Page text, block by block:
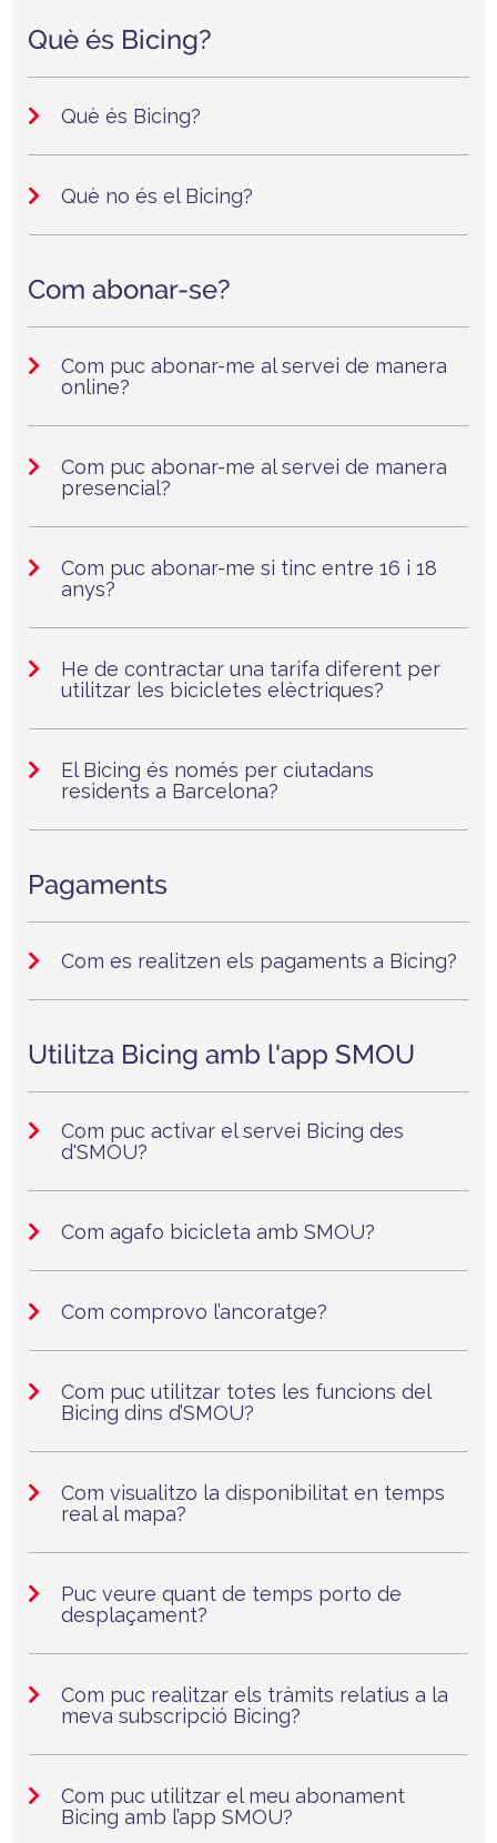
Què és Bicing?
Què és Bicing?
Què no és el Bicing?
Com abonar-se?
Com puc abonar-me al servei de manera
online?
Com puc abonar-me al servei de manera
presencial?
Com puc abonar-me si tinc entre 16 i 18
anys?
He de contractar una tarifa diferent per
utilitzar les bicicletes elèctriques?
El Bicing és només per ciutadans
residents a Barcelona?
Pagaments
Com es realitzen els pagaments a Bicing?
Utilitza Bicing amb l'app SMOU
Com puc activar el servei Bicing des
d'SMOU?
Com agafo bicicleta amb SMOU?
Com comprovo l’ancoratge?
Com puc utilitzar totes les funcions del
Bicing dins d’SMOU?
Com visualitzo la disponibilitat en temps
real al mapa?
Puc veure quant de temps porto de
desplaçament?
Com puc realitzar els tràmits relatius a la
meva subscripció Bicing?
Com puc utilitzar el meu abonament
Bicing amb l’app SMOU?